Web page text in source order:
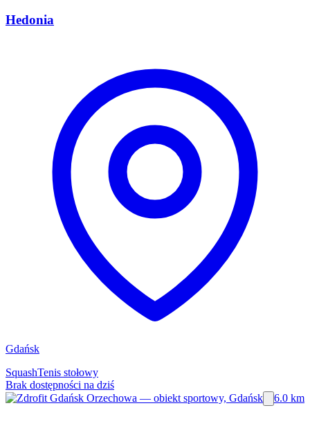
Hedonia
Gdańsk
SquashTenis stołowy
Brak dostępności na dziś
6.0 km